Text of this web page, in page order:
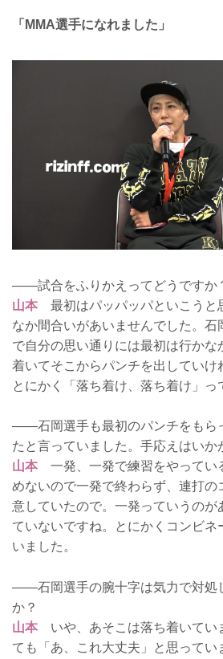
「MMA選手になれました」
――試合をふりかえってどうですか
山本 最初はパッパッパといこうと
なか間合いがあいませんでした。石
で自分の思い通りには最初は行かな
着いてそこからパンチを出していけ
とにかく「落ち着け、落ち着け」っ
――石岡選手も最初のパンチをもら
たと言っていました。手応えはいか
山本 一発、一発で練習をやってい
めないので一発で終わらず、連打の
意していたので。一発っていうのが
ていないですね。とにかくコンビネ
いました。
――石岡選手の腕十字は気力で対処
か？
山本 いや、あそこは落ち着いてい
ても「あ、これ大丈夫」と思ってい